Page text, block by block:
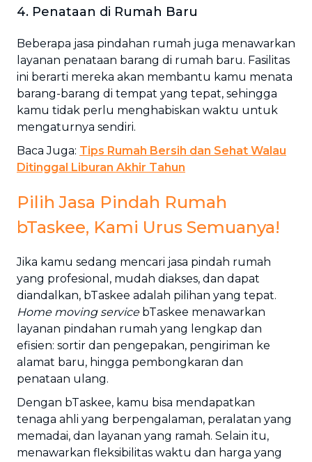
4. Penataan di Rumah Baru
Beberapa jasa pindahan rumah juga menawarkan
layanan penataan barang di rumah baru. Fasilitas
ini berarti mereka akan membantu kamu menata
barang-barang di tempat yang tepat, sehingga
kamu tidak perlu menghabiskan waktu untuk
mengaturnya sendiri.
Baca Juga: Tips Rumah Bersih dan Sehat Walau
Ditinggal Liburan Akhir Tahun
Pilih Jasa Pindah Rumah
bTaskee, Kami Urus Semuanya!
Jika kamu sedang mencari jasa pindah rumah
yang profesional, mudah diakses, dan dapat
diandalkan, bTaskee adalah pilihan yang tepat.
Home moving servicebTaskee menawarkan
layanan pindahan rumah yang lengkap dan
efisien: sortir dan pengepakan, pengiriman ke
alamat baru, hingga pembongkaran dan
penataan ulang.
Dengan bTaskee, kamu bisa mendapatkan
tenaga ahli yang berpengalaman, peralatan yang
memadai, dan layanan yang ramah. Selain itu,
menawarkan fleksibilitas waktu dan harga yang